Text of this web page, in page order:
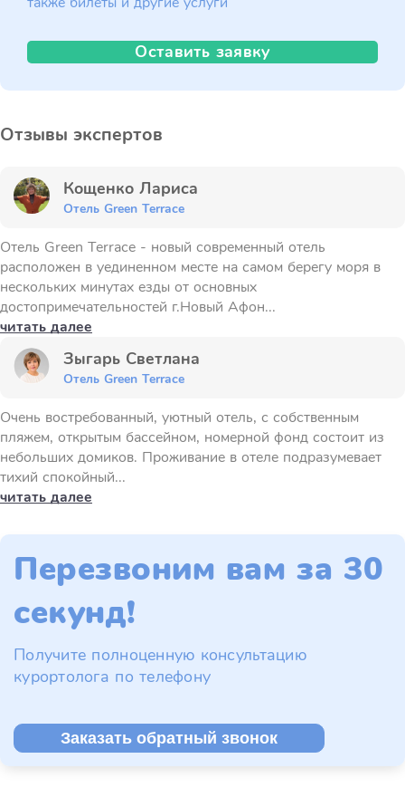
Оставить заявку
Отзывы экспертов
Кощенко Лариса
Отель Green Terrace
Отель Green Terrace - новый современный отель
расположен в уединенном месте на самом берегу моря в
нескольких минутах езды от основных
достопримечательностей г.Новый Афон...
читать далее
Зыгарь Светлана
Отель Green Terrace
Очень востребованный, уютный отель, с собственным
пляжем, открытым бассейном, номерной фонд состоит из
небольших домиков. Проживание в отеле подразумевает
тихий спокойный...
читать далее
Перезвоним вам за 30
секунд!
Получите полноценную консультацию
курортолога по телефону
Заказать обратный звонок